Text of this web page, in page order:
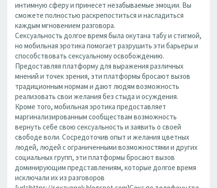
интимную сферу и принесет незабываемые эмоции. Вы
сможете полностью раскрепоститься и насладиться
каждым мгновением разговора.
Сексуальность долгое время была окутана табу и стигмой,
но мобильная эротика помогает разрушить эти барьеры и
способствовать сексуальному освобождению.
Предоставляя платформу для выражения различных
мнений и точек зрения, эти платформы бросают вызов
традиционным нормам и дают людям возможность
реализовать свои желания без стыда и осуждения.
Кроме того, мобильная эротика предоставляет
маргинализированным сообществам возможность
вернуть себе свою сексуальность и заявить о своей
свободе воли. Сосредоточив опыт и желания цветных
людей, людей с ограниченными возможностями и других
социальных групп, эти платформы бросают вызов
доминирующим представлениям, которые долгое время
исключали их из разговоров